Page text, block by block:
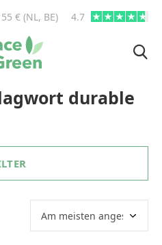
€ (NL, BE) 4.7
durable